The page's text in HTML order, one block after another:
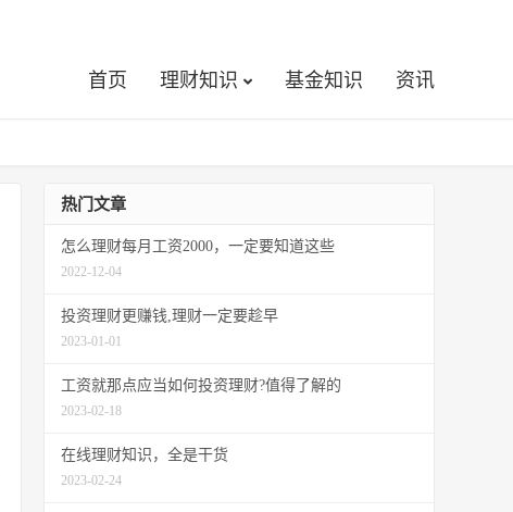
首页 理财知识 基金知识 资讯
热门文章
怎么理财每月工资2000，一定要知道这些
2022-12-04
投资理财更赚钱,理财一定要趁早
2023-01-01
工资就那点应当如何投资理财?值得了解的
2023-02-18
在线理财知识，全是干货
2023-02-24